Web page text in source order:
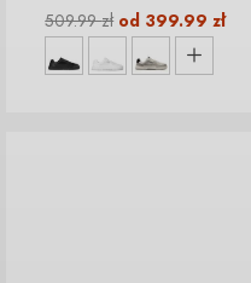
509.99zł od 399.99zł